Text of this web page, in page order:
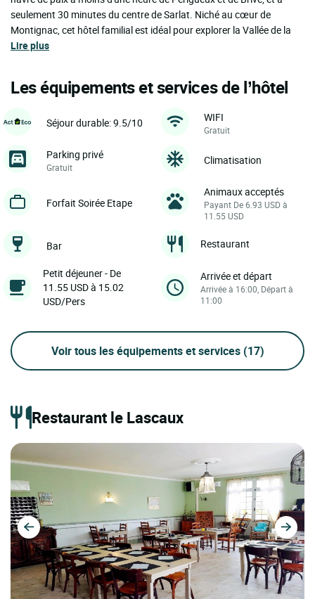
seulement 30 minutes du centre de Sarlat. Niché au cœur de
Montignac, cet hôtel familial est idéal pour explorer la Vallée de la
Lire plus
Les équipements et services de l’hôtel
Séjour durable: 9.5/10 WIFI
Gratuit
Parking privé
Gratuit
Climatisation
Forfait Soirée Etape
Animaux acceptés
Payant De 6.93 USD à
11.55 USD
Bar Restaurant
Petit déjeuner - De
11.55 USD à 15.02
USD/Pers
Arrivée et départ
Arrivée à 16:00, Départ à
11:00
Voir tous les équipements et services (17)
Restaurant le Lascaux